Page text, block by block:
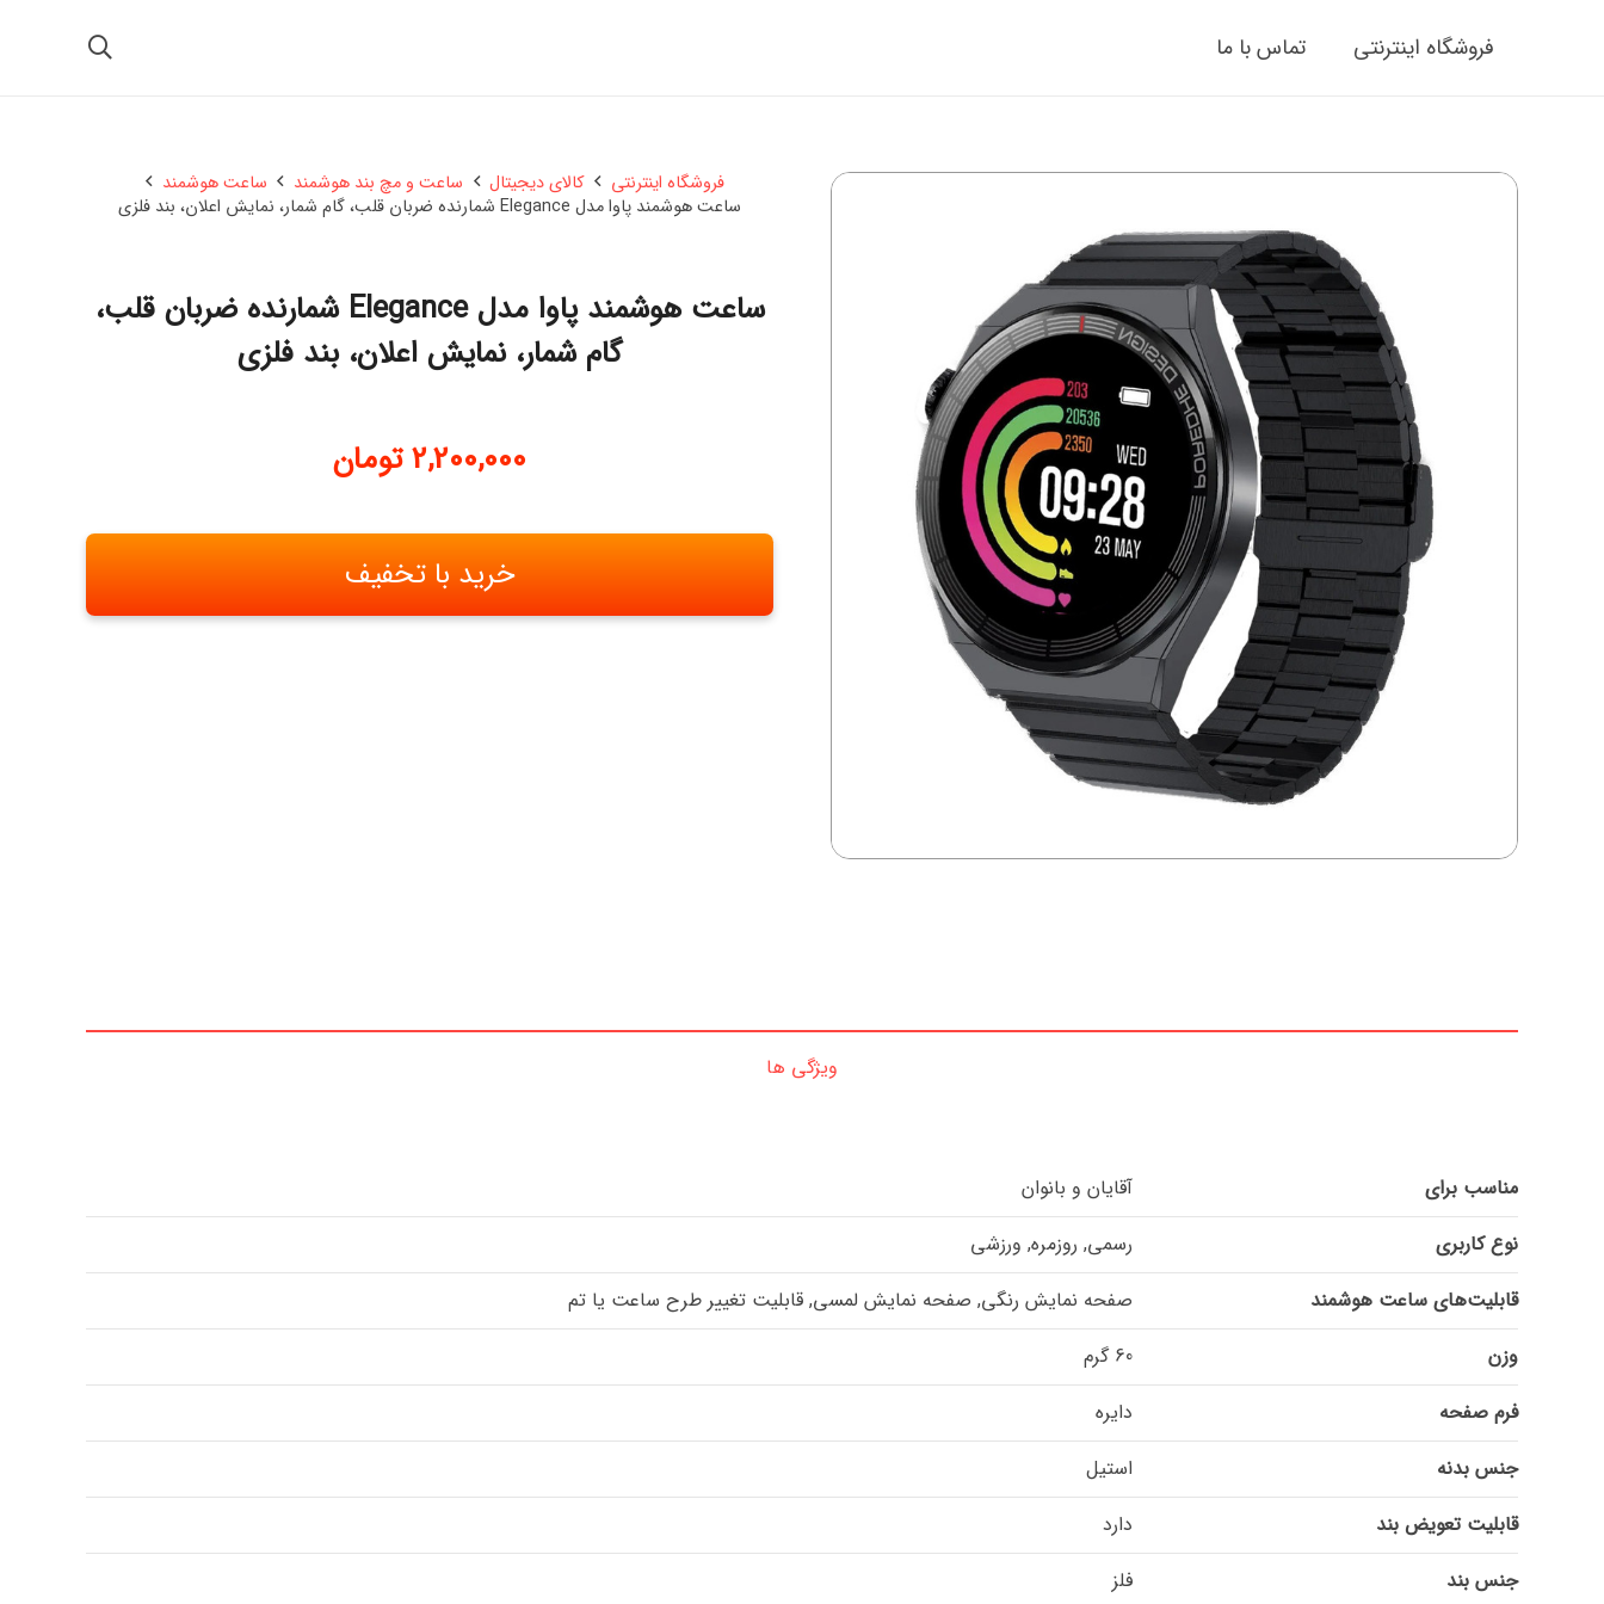
فروشگاه اینترنتی تماس با ما
فروشگاه اینترنتی کالای دیجیتال ساعت و مچ بند هوشمند
ساعت هوشمند
ساعت هوشمند پاوا مدل Elegance شمارنده ضربان قلب، گام شمار، نمایش اعلان، بند فلزی
ساعت هوشمند پاوا مدل Elegance شمارنده ضربان قلب،
گام شمار، نمایش اعلان، بند فلزی
2,200,000 تومان
خرید با تخفیف
ویژگی ها
مناسب برای
آقایان و بانوان
نوع کاربری
رسمی, روزمره, ورزشی
قابلیت‌های ساعت هوشمند
صفحه نمایش رنگی, صفحه نمایش لمسی, قابلیت تغییر طرح ساعت یا تم
وزن
60 گرم
فرم صفحه
دایره
جنس بدنه
استیل
قابلیت تعویض بند
دارد
جنس بند
فلز